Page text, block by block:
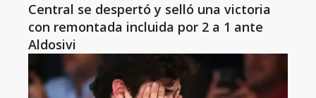
Central se despertó y selló una victoria
con remontada incluida por 2 a 1 ante
Aldosivi